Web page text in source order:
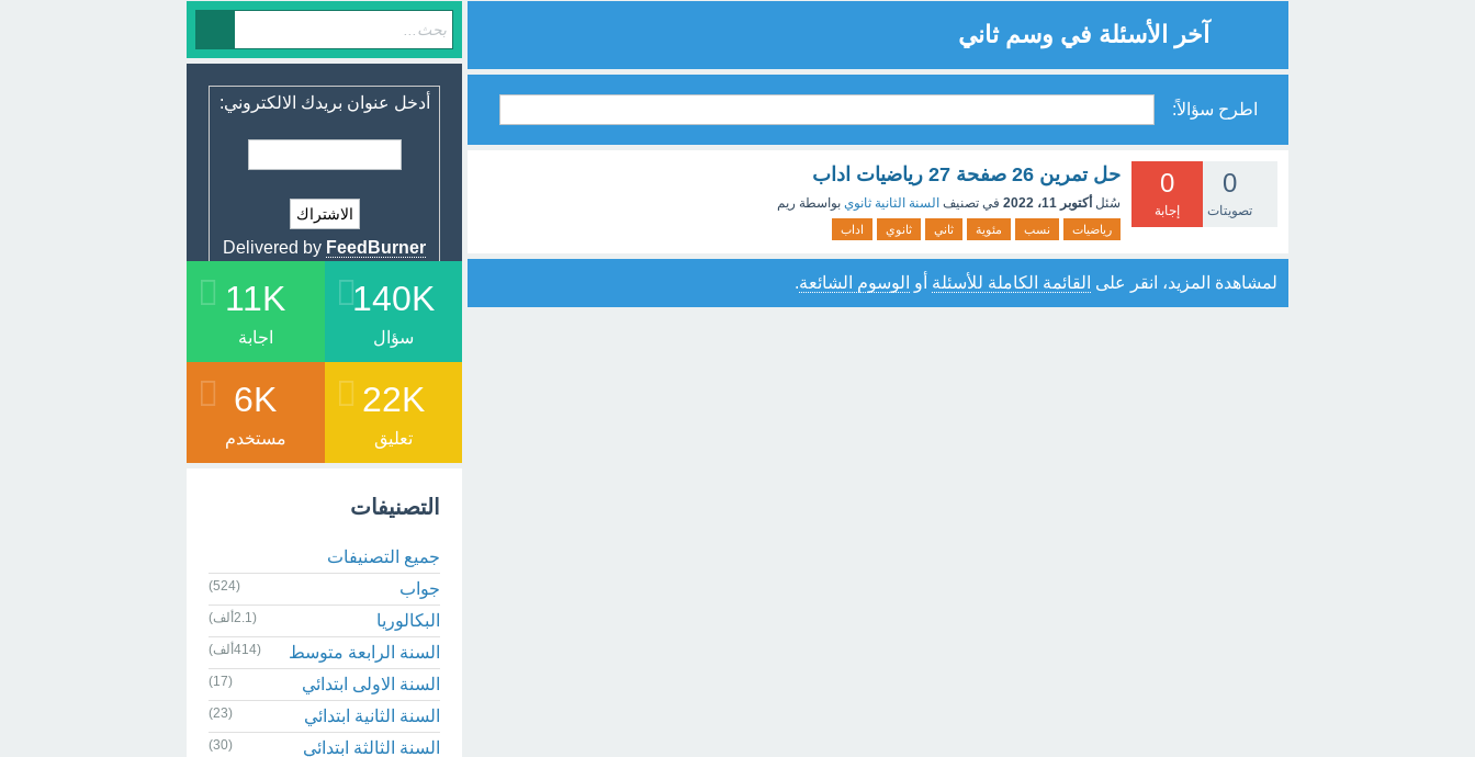
آخر الأسئلة في وسم ثاني
اطرح سؤالاً:
0
تصويتات
0
إجابة
حل تمرين 26 صفحة 27 رياضيات اداب
سُئل أكتوبر 11، 2022 في تصنيف السنة الثانية ثانوي بواسطة ريم
رياضيات نسب مئوية ثاني ثانوي اداب
لمشاهدة المزيد، انقر على القائمة الكاملة للأسئلة أو الوسوم الشائعة.
أدخل عنوان بريدك الالكتروني:
Delivered by FeedBurner
140K
سؤال
11K
اجابة
22K
تعليق
6K
مستخدم
التصنيفات
جميع التصنيفات
جواب
(524)
البكالوريا (2.1ألف)
السنة الرابعة متوسط (414ألف)
السنة الاولى ابتدائي (17)
السنة الثانية ابتدائي (23)
السنة الثالثة ابتدائي (30)